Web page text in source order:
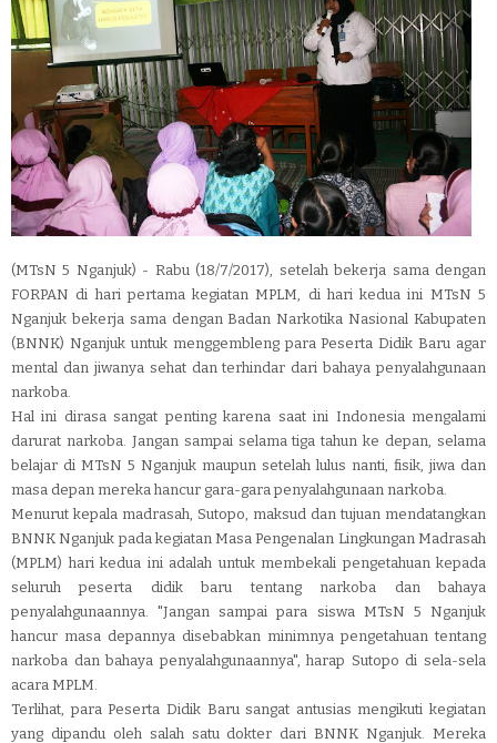
(MTsN 5 Nganjuk) - Rabu (18/7/2017), setelah bekerja sama dengan
FORPAN di hari pertama kegiatan MPLM, di hari kedua ini MTsN 5
Nganjuk bekerja sama dengan Badan Narkotika Nasional Kabupaten
(BNNK) Nganjuk untuk menggembleng para Peserta Didik Baru agar
mental dan jiwanya sehat dan terhindar dari bahaya penyalahgunaan
narkoba.
Hal ini dirasa sangat penting karena saat ini Indonesia mengalami
darurat narkoba. Jangan sampai selama tiga tahun ke depan, selama
belajar di MTsN 5 Nganjuk maupun setelah lulus nanti, fisik, jiwa dan
masa depan mereka hancur gara-gara penyalahgunaan narkoba.
Menurut kepala madrasah, Sutopo, maksud dan tujuan mendatangkan
BNNK Nganjuk pada kegiatan Masa Pengenalan Lingkungan Madrasah
(MPLM) hari kedua ini adalah untuk membekali pengetahuan kepada
seluruh peserta didik baru tentang narkoba dan bahaya
penyalahgunaannya. "Jangan sampai para siswa MTsN 5 Nganjuk
hancur masa depannya disebabkan minimnya pengetahuan tentang
narkoba dan bahaya penyalahgunaannya", harap Sutopo di sela-sela
acara MPLM.
Terlihat, para Peserta Didik Baru sangat antusias mengikuti kegiatan
yang dipandu oleh salah satu dokter dari BNNK Nganjuk. Mereka